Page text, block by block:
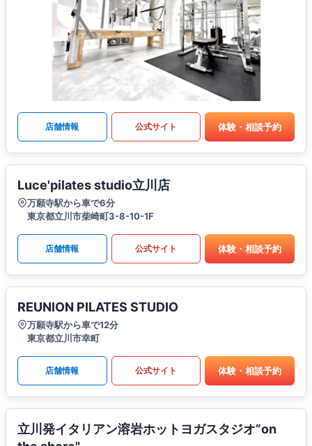
店舗情報 公式サイト 体験・相談予約
Luce'pilates studio立川店
万願寺駅から車で6分
東京都立川市柴崎町3-8-10-1F
店舗情報 公式サイト 体験・相談予約
REUNION PILATES STUDIO
万願寺駅から車で12分
東京都立川市幸町
店舗情報 公式サイト 体験・相談予約
立川発イタリアン溶岩ホットヨガスタジオ”on